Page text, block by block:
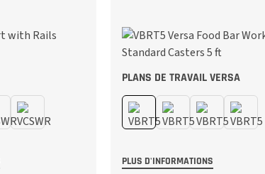
PLANS DE TRAVAIL VERSA
PLUS D'INFORMATIONS